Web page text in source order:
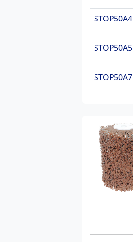
STOP50A4
STOP50A5
STOP50A7
STOP75A3